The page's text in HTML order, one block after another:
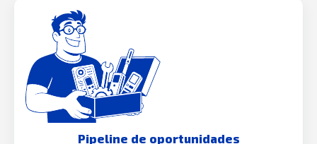
Pipeline de oportunidades